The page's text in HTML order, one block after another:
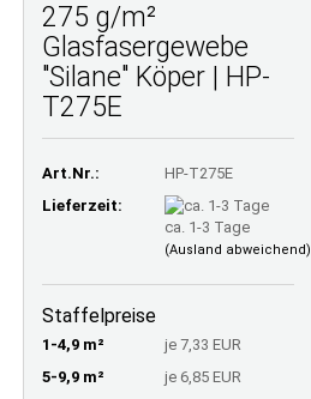
275 g/m²
Glasfasergewebe
"Silane" Köper | HP-
T275E
Art.Nr.:
HP-T275E
Lieferzeit:
ca. 1-3 Tage
(Ausland abweichend)
Staffelpreise
1-4,9 m²
je 7,33 EUR
5-9,9 m²
je 6,85 EUR